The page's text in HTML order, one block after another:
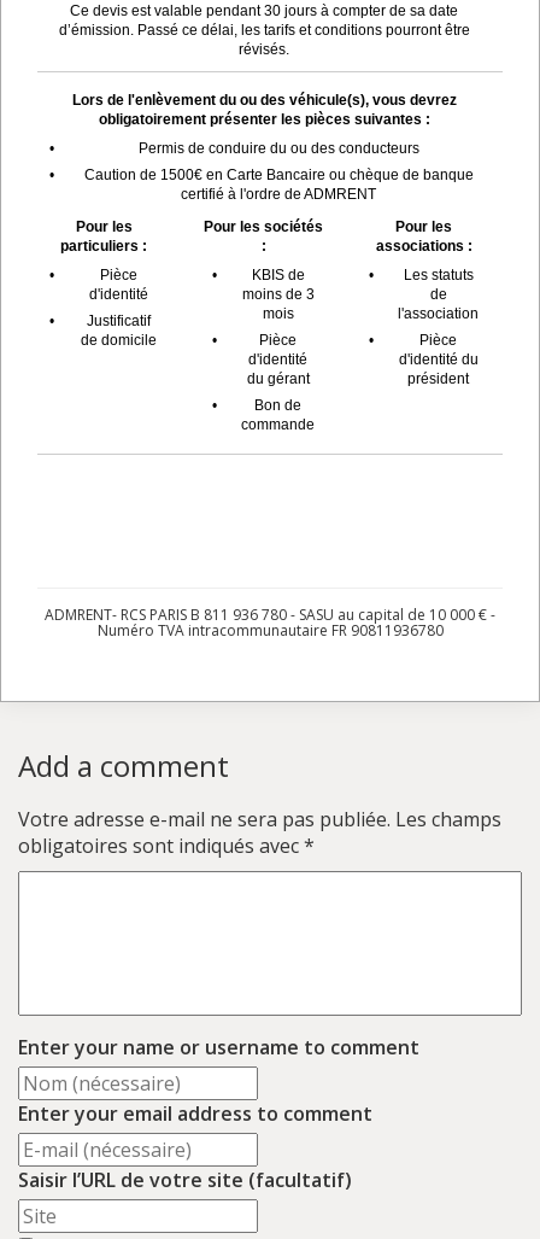
Ce devis est valable pendant 30 jours à compter de sa date
d’émission. Passé ce délai, les tarifs et conditions pourront être
révisés.
Lors de l'enlèvement du ou des véhicule(s), vous devrez
obligatoirement présenter les pièces suivantes :
•
Permis de conduire du ou des conducteurs
•
Caution de 1500€ en Carte Bancaire ou chèque de banque
certifié à l'ordre de ADMRENT
Pour les
particuliers :
•
Pièce
d'identité
•
Justificatif
de domicile
Pour les sociétés
:
•
KBIS de
moins de 3
mois
•
Pièce
d'identité
du gérant
•
Bon de
commande
Pour les
associations :
•
Les statuts
de
l'association
•
Pièce
d'identité du
président
ADMRENT- RCS PARIS B 811 936 780 - SASU au capital de 10 000 € -
Numéro TVA intracommunautaire FR 90811936780
Add a comment
Votre adresse e-mail ne sera pas publiée. Les champs
obligatoires sont indiqués avec*
Enter your name or username to comment
Enter your email address to comment
Saisir l’URL de votre site (facultatif)